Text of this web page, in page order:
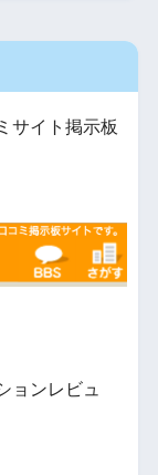
サイト掲示板
ョンレビュ